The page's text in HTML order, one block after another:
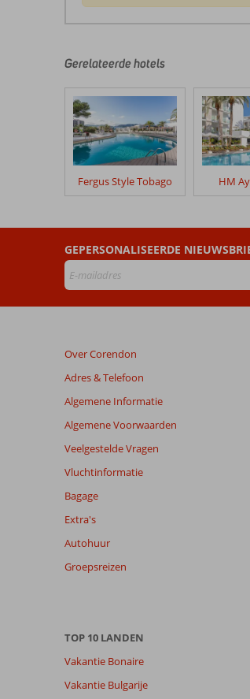
door
klanten
geschreven
na
hun
verblijf
Ferrer
Beoordelingen
die
ouder
zijn
dan
worden
meer
weergegeven
de
relevantie
de
info
Gerelateerde hotels
Fergus Style Tobago HM
GEPERSONALISEERDE
Over Corendon
Adres & Telefoon
Algemene Informatie
Algemene Voorwaarden
Veelgestelde Vragen
Vluchtinformatie
Bagage
Extra's
Autohuur
Groepsreizen
TOP 10 LANDEN
Vakantie Bonaire
Vakantie Bulgarije